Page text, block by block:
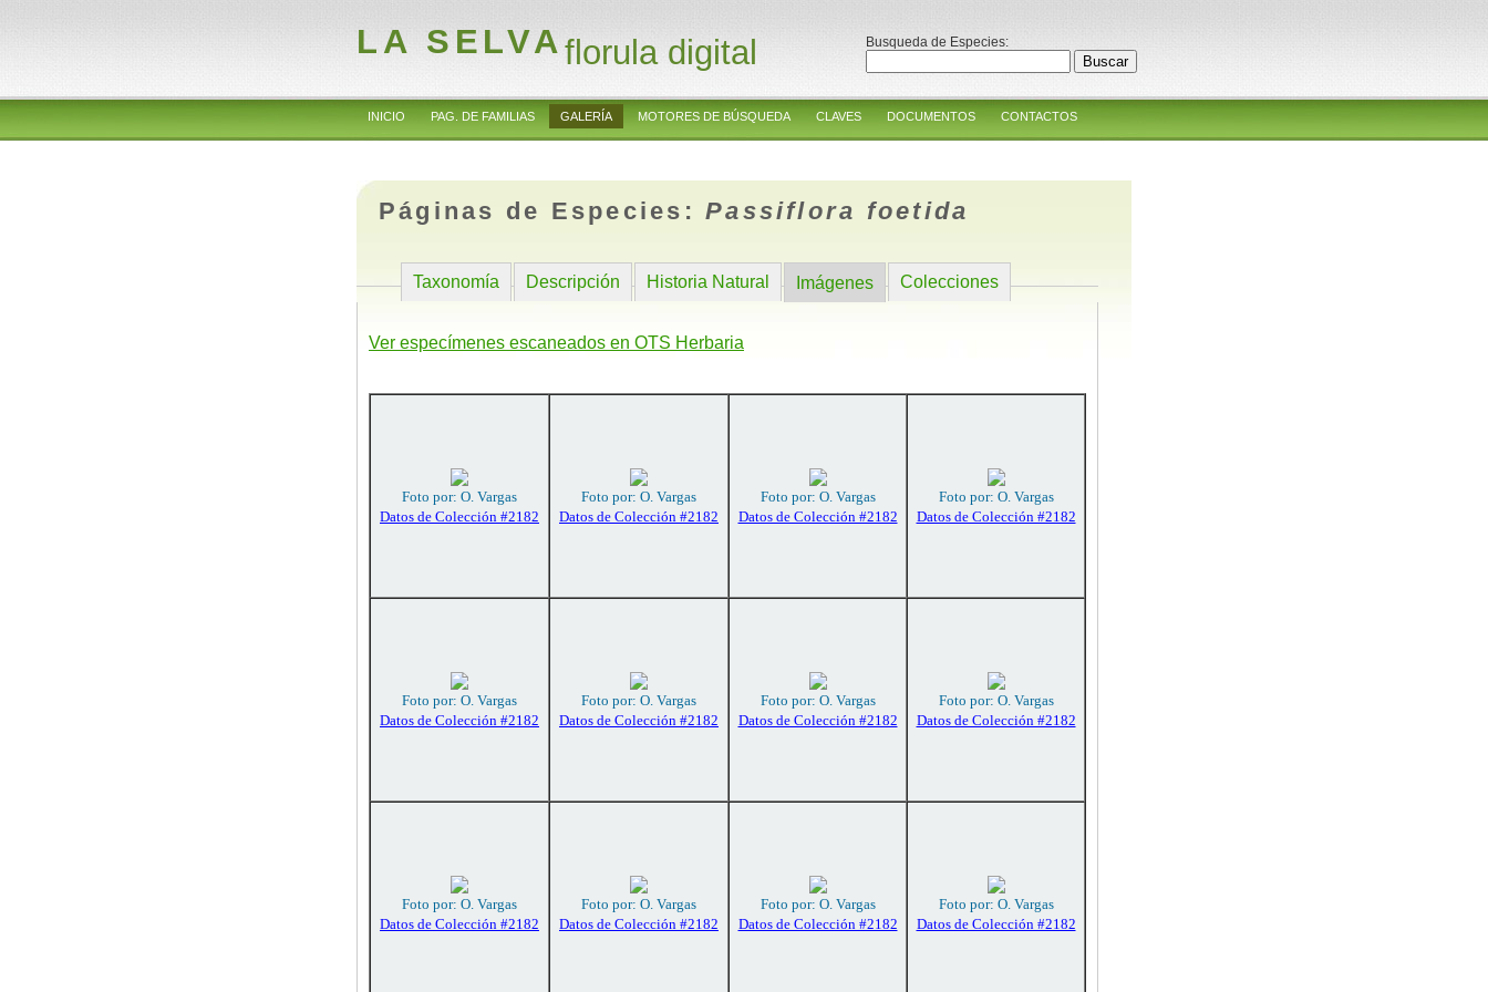
LA SELVAflorula digital Busqueda de Especies:
INICIO PAG. DE FAMILIAS GALERÍA MOTORES DE BÚSQUEDA CLAVES DOCUMENTOS CONTACTOS
Páginas de Especies:Passiflora foetida
Taxonomía Descripción Historia Natural Imágenes Colecciones
Ver especímenes escaneados en OTS Herbaria
Foto por: O. Vargas
Datos de Colección #2182
Foto por: O. Vargas
Datos de Colección #2182
Foto por: O. Vargas
Datos de Colección #2182
Foto por: O. Vargas
Datos de Colección #2182
Foto por: O. Vargas
Datos de Colección #2182
Foto por: O. Vargas
Datos de Colección #2182
Foto por: O. Vargas
Datos de Colección #2182
Foto por: O. Vargas
Datos de Colección #2182
Foto por: O. Vargas
Datos de Colección #2182
Foto por: O. Vargas
Datos de Colección #2182
Foto por: O. Vargas
Datos de Colección #2182
Foto por: O. Vargas
Datos de Colección #2182